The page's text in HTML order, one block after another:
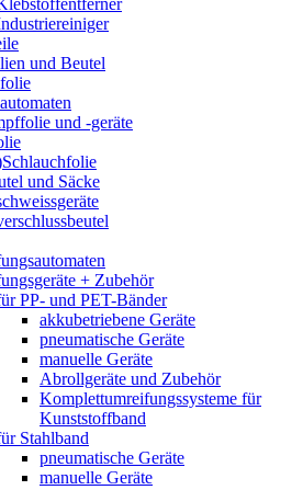
und Beutel
und -geräte
und Säcke
+ Zubehör
PP- und PET-Bänder
akkubetriebene Geräte
pneumatische Geräte
manuelle Geräte
Abrollgeräte und Zubehör
Komplettumreifungssysteme für
Kunststoffband
Stahlband
pneumatische Geräte
manuelle Geräte